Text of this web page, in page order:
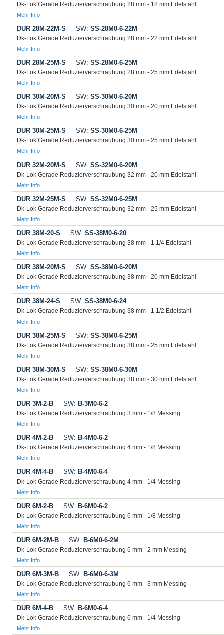
Dk-Lok Gerade Reduzierverschraubung 28 mm - 18 mm Edelstahl
Mehr Info
DUR 28M-22M-S SW: SS-28M0-6-22M
Dk-Lok Gerade Reduzierverschraubung 28 mm - 22 mm Edelstahl
Mehr Info
DUR 28M-25M-S SW: SS-28M0-6-25M
Dk-Lok Gerade Reduzierverschraubung 28 mm - 25 mm Edelstahl
Mehr Info
DUR 30M-20M-S SW: SS-30M0-6-20M
Dk-Lok Gerade Reduzierverschraubung 30 mm - 20 mm Edelstahl
Mehr Info
DUR 30M-25M-S SW: SS-30M0-6-25M
Dk-Lok Gerade Reduzierverschraubung 30 mm - 25 mm Edelstahl
Mehr Info
DUR 32M-20M-S SW: SS-32M0-6-20M
Dk-Lok Gerade Reduzierverschraubung 32 mm - 20 mm Edelstahl
Mehr Info
DUR 32M-25M-S SW: SS-32M0-6-25M
Dk-Lok Gerade Reduzierverschraubung 32 mm - 25 mm Edelstahl
Mehr Info
DUR 38M-20-S SW: SS-38M0-6-20
Dk-Lok Gerade Reduzierverschraubung 38 mm - 1 1/4 Edelstahl
Mehr Info
DUR 38M-20M-S SW: SS-38M0-6-20M
Dk-Lok Gerade Reduzierverschraubung 38 mm - 20 mm Edelstahl
Mehr Info
DUR 38M-24-S SW: SS-38M0-6-24
Dk-Lok Gerade Reduzierverschraubung 38 mm - 1 1/2 Edelstahl
Mehr Info
DUR 38M-25M-S SW: SS-38M0-6-25M
Dk-Lok Gerade Reduzierverschraubung 38 mm - 25 mm Edelstahl
Mehr Info
DUR 38M-30M-S SW: SS-38M0-6-30M
Dk-Lok Gerade Reduzierverschraubung 38 mm - 30 mm Edelstahl
Mehr Info
DUR 3M-2-B SW: B-3M0-6-2
Dk-Lok Gerade Reduzierverschraubung 3 mm - 1/8 Messing
Mehr Info
DUR 4M-2-B SW: B-4M0-6-2
Dk-Lok Gerade Reduzierverschraubung 4 mm - 1/8 Messing
Mehr Info
DUR 4M-4-B SW: B-4M0-6-4
Dk-Lok Gerade Reduzierverschraubung 4 mm - 1/4 Messing
Mehr Info
DUR 6M-2-B SW: B-6M0-6-2
Dk-Lok Gerade Reduzierverschraubung 6 mm - 1/8 Messing
Mehr Info
DUR 6M-2M-B SW: B-6M0-6-2M
Dk-Lok Gerade Reduzierverschraubung 6 mm - 2 mm Messing
Mehr Info
DUR 6M-3M-B SW: B-6M0-6-3M
Dk-Lok Gerade Reduzierverschraubung 6 mm - 3 mm Messing
Mehr Info
DUR 6M-4-B SW: B-6M0-6-4
Dk-Lok Gerade Reduzierverschraubung 6 mm - 1/4 Messing
Mehr Info